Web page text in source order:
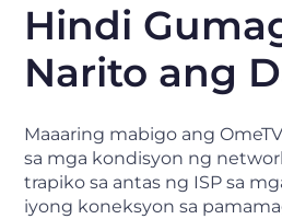
Hindi
Narito ang
Maaaring mabigo ang
sa mga kondisyon ng
trapiko sa antas ng ISP sa
iyong koneksyon sa